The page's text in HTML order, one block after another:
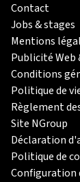
Contact
Jobs & stages
Mentions
Publicité Web
Conditions
Politique de
Règlement
Site NGroup
Déclaration
Politique de
Configuration